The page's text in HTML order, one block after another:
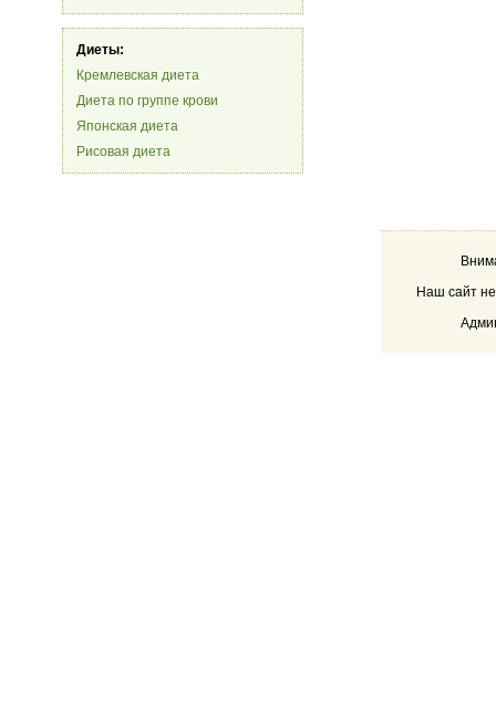
Диеты:
Кремлевская диета
Диета по группе крови
Японская диета
Рисовая диета
Наш сайт